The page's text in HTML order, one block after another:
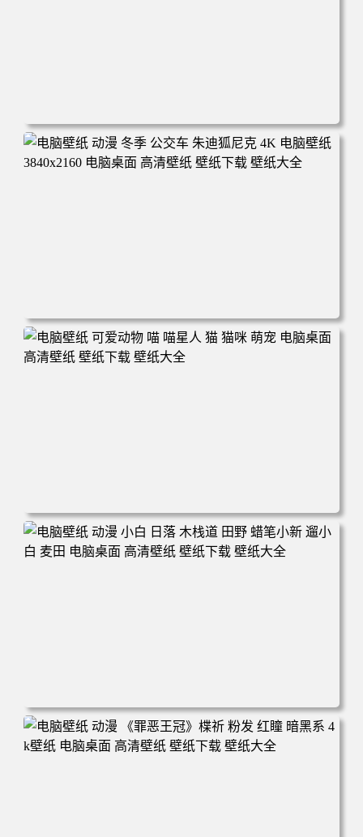
电脑壁纸 完美世界 荒天帝石昊 4K高清动漫壁纸 电脑桌面
高清壁纸 壁纸下载 壁纸大全
电脑壁纸 动漫 冬季 公交车 朱迪狐尼克 4K 电脑壁纸 3840x2
160 电脑桌面 高清壁纸 壁纸下载 壁纸大全
电脑壁纸 可爱动物 喵 喵星人 猫 猫咪 萌宠 电脑桌面 高清壁
纸 壁纸下载 壁纸大全
电脑壁纸 动漫 小白 日落 木栈道 田野 蜡笔小新 遛小白 麦田
电脑桌面 高清壁纸 壁纸下载 壁纸大全